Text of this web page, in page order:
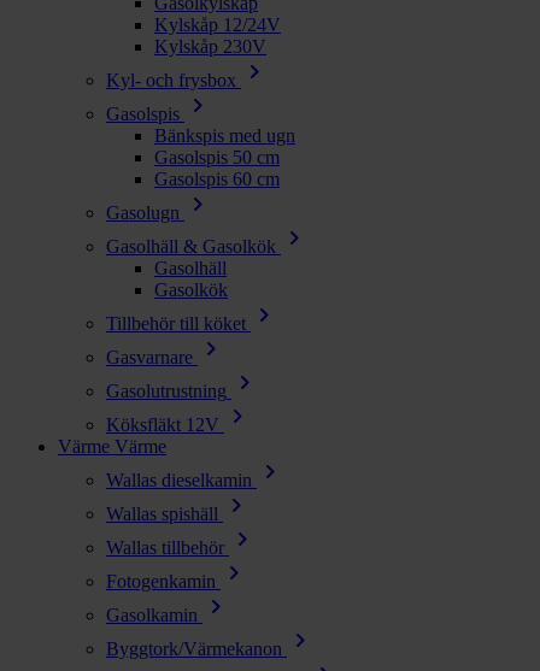
Kylskåp 12/24V
Kylskåp 230V
Kyl- och frysbox
chevron_right
Gasolspis chevron_right
Bänkspis med ugn
Gasolspis 50 cm
Gasolspis 60 cm
Gasolugn
chevron_right
Gasolhäll & Gasolkök chevron_right
Gasolhäll
Gasolkök
Tillbehör till köket
chevron_right
Gasvarnare chevron_right
Gasolutrustning chevron_right
Köksfläkt 12V chevron_right
Värme Värme
Wallas dieselkamin
chevron_right
Wallas spishäll chevron_right
Wallas tillbehör chevron_right
Fotogenkamin chevron_right
Gasolkamin chevron_right
Byggtork/Värmekanon chevron_right